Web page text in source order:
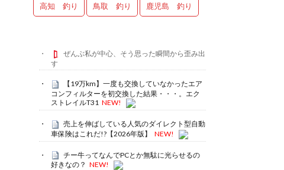
高知 釣り 鳥取 釣り 鹿児島 釣り
ぜんぶ私が中心、そう思った瞬間から歪み出
す
【19万km】一度も交換していなかったエア
コンフィルターを初交換した結果・・・。エク
ストレイルT31 NEW!
売上を伸ばしている人気のダイレクト型自動
車保険はこれだ!?【2026年版】
NEW!
チー牛ってなんでPCとか無駄に光らせるの
好きなの？ NEW!